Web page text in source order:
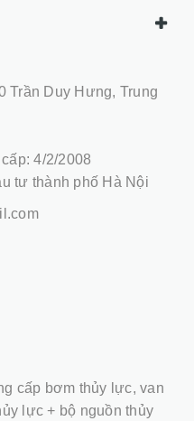
Trần Duy Hưng, Trung
4/2/2008
tư thành phố Hà Nội
cấp bơm thủy lực, van
lực + bộ nguồn thủy